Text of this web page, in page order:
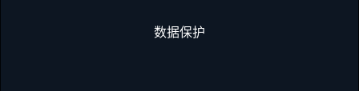
数据保护